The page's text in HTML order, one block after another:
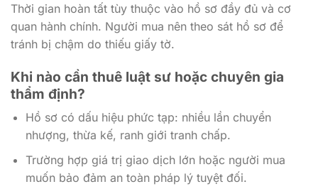
Thời gian hoàn tất tùy thuộc vào hồ sơ đầy đủ và cơ
quan hành chính. Người mua nên theo sát hồ sơ để
tránh bị chậm do thiếu giấy tờ.
Khi nào cần thuê luật sư hoặc chuyên gia
thẩm định?
Hồ sơ có dấu hiệu phức tạp: nhiều lần chuyển
nhượng, thừa kế, ranh giới tranh chấp.
Trường hợp giá trị giao dịch lớn hoặc người mua
muốn bảo đảm an toàn pháp lý tuyệt đối.